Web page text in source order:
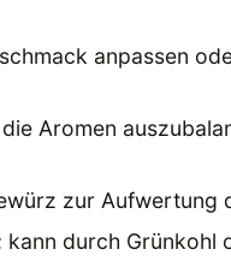
anpassen
Aromen
zur Aufwertung
durch Grünkohl